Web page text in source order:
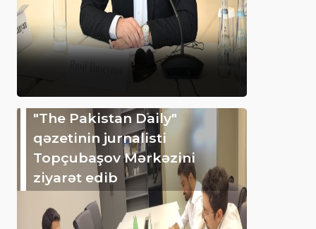
"The Pakistan Daily"
qəzetinin jurnalisti
Topçubaşov Mərkəzini
ziyarət edib